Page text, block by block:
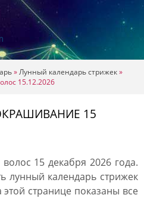
»Лунный календарь стрижек»
15.12.2026
15
15 декабря 2026 года.
лунный календарь стрижек
этой странице показаны все